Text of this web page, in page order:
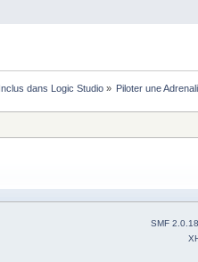
Inclus dans Logic Studio» Piloter une
SMF 2.0.18